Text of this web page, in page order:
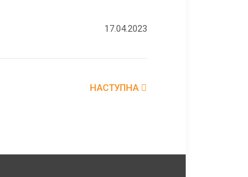
17.04.2023
НАСТУПНА